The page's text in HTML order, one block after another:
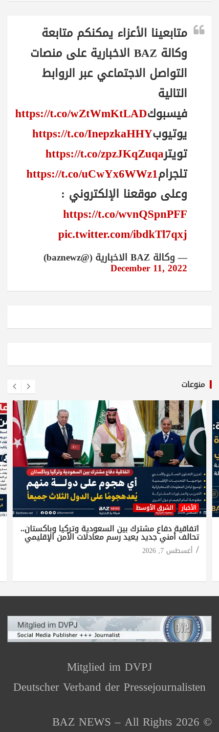
متابعينا الأعزاء يمكنكم متابعة
وكالة BAZ الاخبارية على منصات
التواصل الاجتماعي عبر الروابط
التالية
فيسبوكhttps://t.co/wZtWmKtLAD
يوتيوبhttps://t.co/InepzkaHHY
تويترhttps://t.co/zpzJKqZuqa
تلجرامhttps://t.co/uCwYx6WWz1
وعلى موقعنا الإلكتروني :
https://t.co/wvnQSpnPFF
pic.twitter.com/ibdkTl7qxj
— وكالة BAZ الاخبارية (@baznewz)
December 11, 2022
منوعات
الأخبار الشرق الأوسط
اتفاقية دفاع مشترك بين السعودية وتركيا وباكستان..
تحالف أمني جديد يعيد رسم معادلات الأمن الإقليمي
أغسطس 7, 2026
Mitglied im DVPJ
Deutscher Verband der Pressejournalisten
© 2026 BAZ NEWS – All Rights